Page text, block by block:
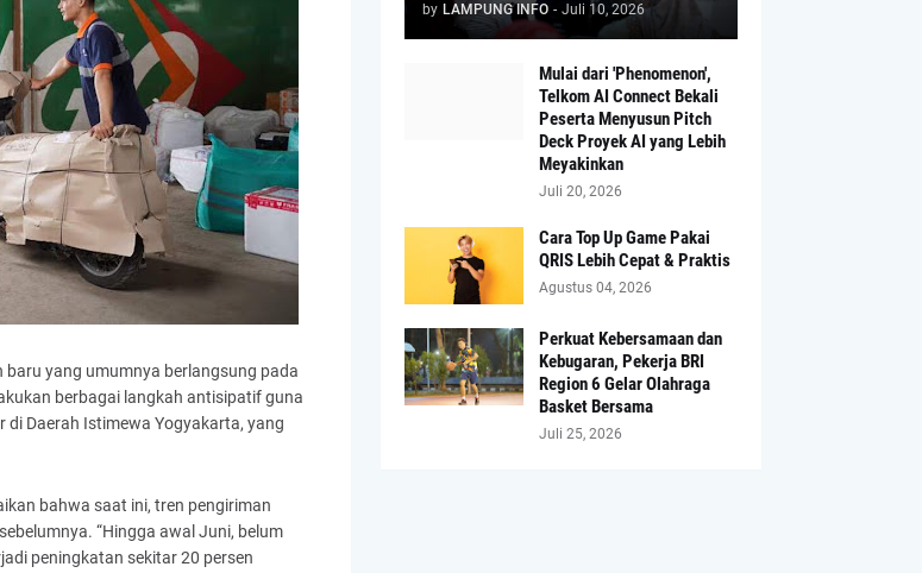
yang umumnya berlangsung pada
berbagai langkah antisipatif guna
Daerah Istimewa Yogyakarta, yang
bahwa saat ini, tren pengiriman
“Hingga awal Juni, belum
peningkatan sekitar 20 persen
by LAMPUNG INFO - Juli 10, 2026
Mulai dari 'Phenomenon',
Telkom AI Connect Bekali
Peserta Menyusun Pitch
Deck Proyek AI yang Lebih
Meyakinkan
Juli 20, 2026
Cara Top Up Game Pakai
QRIS Lebih Cepat & Praktis
Agustus 04, 2026
Perkuat Kebersamaan dan
Kebugaran, Pekerja BRI
Region 6 Gelar Olahraga
Basket Bersama
Juli 25, 2026